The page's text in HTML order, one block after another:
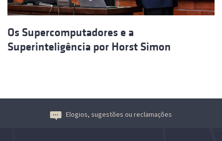
Os Supercomputadores e a
Superinteligência por Horst Simon
Elogios, sugestões ou reclamações